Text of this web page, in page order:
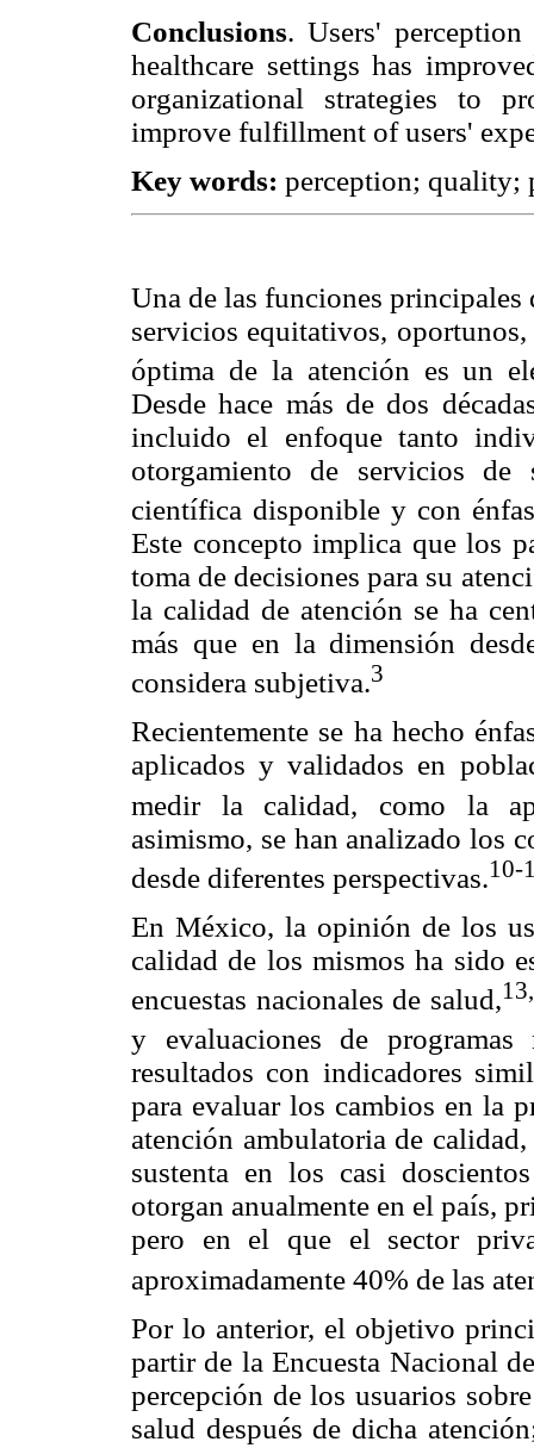
Conclusions. Users'
healthcare settings has
organizational strategies to
improve fulfillment of users'
Key words: perception; quality;
Una de las funciones principales
servicios equitativos,
óptima de la atención es un
Desde hace más de dos
incluido el enfoque tanto
otorgamiento de servicios
científica disponible y con
Este concepto implica que los
toma de decisiones para su
la calidad de atención se ha
más que en la dimensión
considera subjetiva.3
Recientemente se ha hecho
aplicados y validados en
medir la calidad, como la
asimismo, se han analizado los
desde diferentes perspectivas.10-
En México, la opinión de los
calidad de los mismos ha sido
encuestas nacionales de salud,
y evaluaciones de programas
resultados con indicadores
para evaluar los cambios en la
atención ambulatoria de
sustenta en los casi
otorgan anualmente en el país,
pero en el que el sector
aproximadamente 40% de las
Por lo anterior, el objetivo
partir de la Encuesta Nacional
percepción de los usuarios
salud después de dicha